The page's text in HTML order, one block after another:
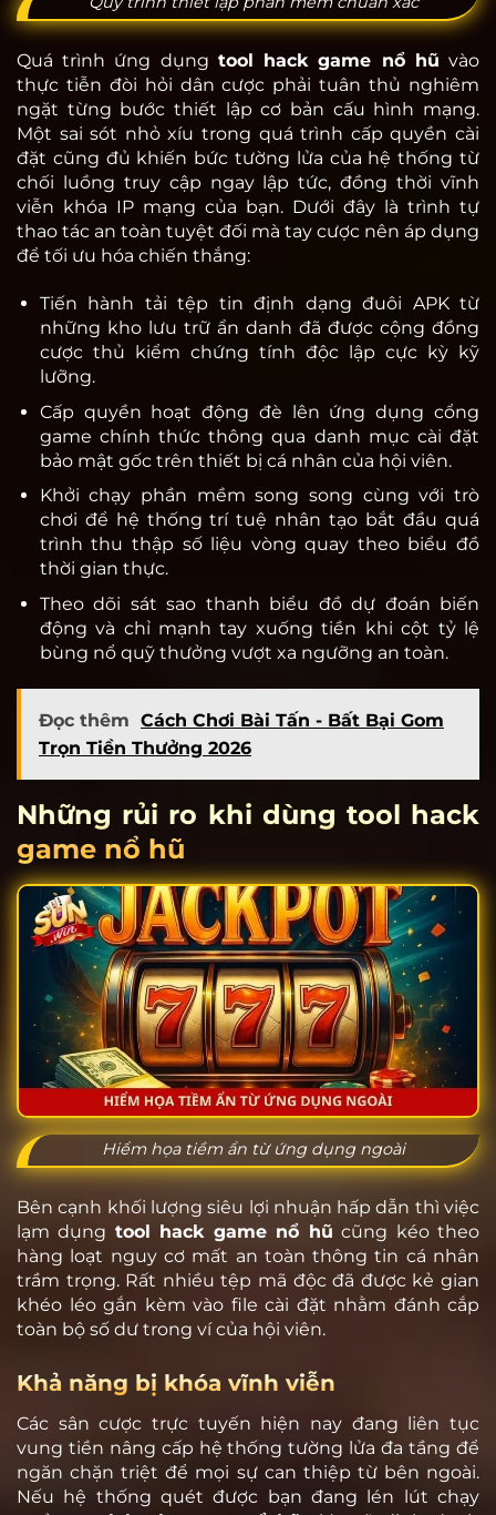
Quá trình ứng dụng tool hack game nổ hũ vào
thực tiễn đòi hỏi dân cược phải tuân thủ nghiêm
ngặt từng bước thiết lập cơ bản cấu hình mạng.
Một sai sót nhỏ xíu trong quá trình cấp quyền cài
đặt cũng đủ khiến bức tường lửa của hệ thống từ
chối luồng truy cập ngay lập tức, đồng thời vĩnh
viễn khóa IP mạng của bạn. Dưới đây là trình tự
thao tác an toàn tuyệt đối mà tay cược nên áp dụng
để tối ưu hóa chiến thắng:
Tiến hành tải tệp tin định dạng đuôi APK từ
những kho lưu trữ ẩn danh đã được cộng đồng
cược thủ kiểm chứng tính độc lập cực kỳ kỹ
lưỡng.
Cấp quyền hoạt động đè lên ứng dụng cổng
game chính thức thông qua danh mục cài đặt
bảo mật gốc trên thiết bị cá nhân của hội viên.
Khởi chạy phần mềm song song cùng với trò
chơi để hệ thống trí tuệ nhân tạo bắt đầu quá
trình thu thập số liệu vòng quay theo biểu đồ
thời gian thực.
Theo dõi sát sao thanh biểu đồ dự đoán biến
động và chỉ mạnh tay xuống tiền khi cột tỷ lệ
bùng nổ quỹ thưởng vượt xa ngưỡng an toàn.
Đọc thêm Cách Chơi Bài Tấn - Bất Bại Gom
Trọn Tiền Thưởng 2026
Những rủi ro khi dùng tool hack
game nổ hũ
Hiểm họa tiềm ẩn từ ứng dụng ngoài
Bên cạnh khối lượng siêu lợi nhuận hấp dẫn thì việc
lạm dụng tool hack game nổ hũ cũng kéo theo
hàng loạt nguy cơ mất an toàn thông tin cá nhân
trầm trọng. Rất nhiều tệp mã độc đã được kẻ gian
khéo léo gắn kèm vào file cài đặt nhằm đánh cắp
toàn bộ số dư trong ví của hội viên.
Khả năng bị khóa vĩnh viễn
Các sân cược trực tuyến hiện nay đang liên tục
vung tiền nâng cấp hệ thống tường lửa đa tầng để
ngăn chặn triệt để mọi sự can thiệp từ bên ngoài.
Nếu hệ thống quét được bạn đang lén lút chạy